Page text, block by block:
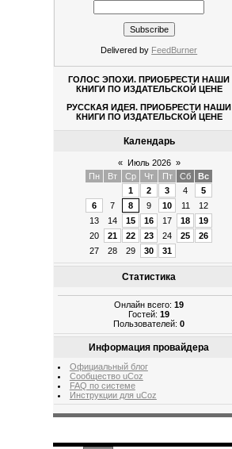
Delivered by FeedBurner
ГОЛОС ЭПОХИ. ПРИОБРЕСТИ НАШИ
КНИГИ ПО ИЗДАТЕЛЬСКОЙ ЦЕНЕ
РУССКАЯ ИДЕЯ. ПРИОБРЕСТИ НАШИ
КНИГИ ПО ИЗДАТЕЛЬСКОЙ ЦЕНЕ
Календарь
« Июль 2026 »
Пн
Вт Ср Чт Пт Сб
Вс
1
2 3 4
5
6
7 8 9 10 11
12
13
14 15 16 17 18
19
20
21 22 23 24 25
26
27
28 29 30 31
Статистика
Онлайн всего:19
Гостей:19
Пользователей:0
Информация провайдера
Официальный блог
Сообщество uCoz
FAQ по системе
Инструкции для uCoz